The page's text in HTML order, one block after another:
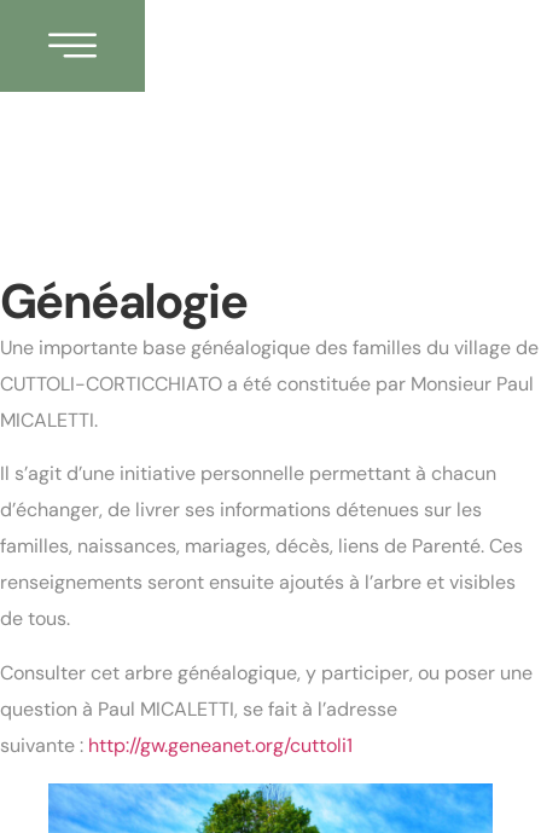
Généalogie
Une importante base généalogique des familles du village de
CUTTOLI-CORTICCHIATO a été constituée par Monsieur Paul
MICALETTI.
Il s’agit d’une initiative personnelle permettant à chacun
d’échanger, de livrer ses informations détenues sur les
familles, naissances, mariages, décès, liens de Parenté. Ces
renseignements seront ensuite ajoutés à l’arbre et visibles
de tous.
Consulter cet arbre généalogique, y participer, ou poser une
question à Paul MICALETTI, se fait à l’adresse
suivante : http://gw.geneanet.org/cuttoli1